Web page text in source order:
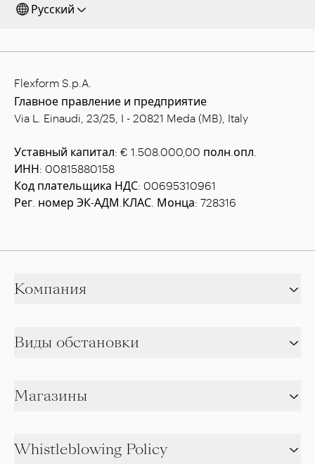
Русский
Flexform S.p.A.
Главное правление и предприятие
Via L. Einaudi, 23/25, I - 20821 Meda (MB), Italy
Уставный капитал: € 1.508.000,00 полн.опл.
ИНН: 00815880158
Код плательщика НДС: 00695310961
Рег. номер ЭК-АДМ.КЛАС. Монца: 728316
Компания
Виды обстановки
Магазины
Whistleblowing Policy